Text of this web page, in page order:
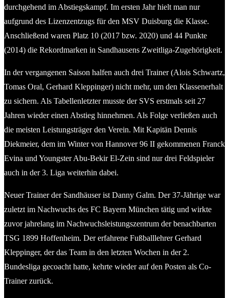
durchgehend im Abstiegskampf. Im ersten Jahr hielt man nur
aufgrund des Lizenzentzugs für den MSV Duisburg die Klasse.
Anschließend waren Platz 10 (2017 bzw. 2020) und 44 Punkte
(2014) die Rekordmarken in Sandhausens Zweitliga-Zugehörigkeit.
In der vergangenen Saison halfen auch drei Trainer (Alois Schwartz,
Tomas Oral, Gerhard Kleppinger) nicht mehr, um den Klassenerhalt
zu sichern. Als Tabellenletzter musste der SVS erstmals seit 27
Jahren wieder einen Abstieg hinnehmen. Als Folge verließen auch
die meisten Leistungsträger den Verein. Mit Kapitän Dennis
Diekmeier, dem im Winter von Hannover 96 II gekommenen Franck
Evina und Youngster Abu-Bekir El-Zein sind nur drei Feldspieler
auch in der 3. Liga weiterhin dabei.
Neuer Trainer der Sandhäuser ist Danny Galm. Der 37-Jährige war
zuletzt im Nachwuchs des FC Bayern München tätig und wirkte
zuvor jahrelang im Nachwuchsleistungszentrum der benachbarten
TSG 1899 Hoffenheim. Der erfahrene Fußballlehrer Gerhard
Kleppinger, der das Team in den letzten Wochen in der 2.
Bundesliga gecoacht hatte, kehrte wieder auf den Posten als Co-
Trainer zurück.